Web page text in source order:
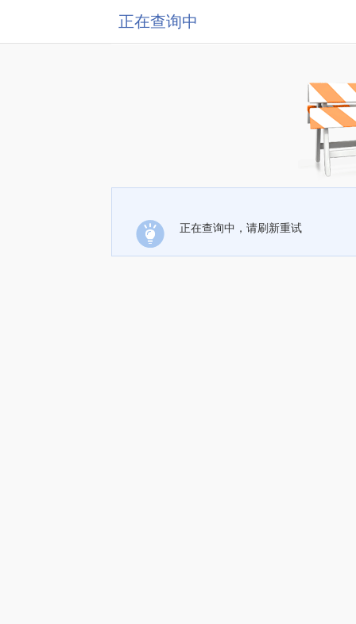
正在查询中
正在查询中，请刷新重试